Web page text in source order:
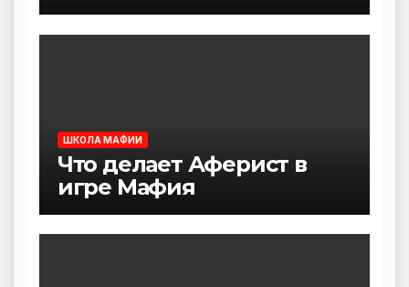
ШКОЛА МАФИИ
Что делает Аферист в
игре Мафия